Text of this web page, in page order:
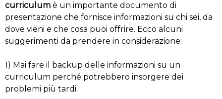
curriculum è un importante documento di
presentazione che fornisce informazioni su chi sei, da
dove vieni e che cosa puoi offrire. Ecco alcuni
suggerimenti da prendere in considerazione:
1) Mai fare il backup delle informazioni su un
curriculum perché potrebbero insorgere dei
problemi più tardi.